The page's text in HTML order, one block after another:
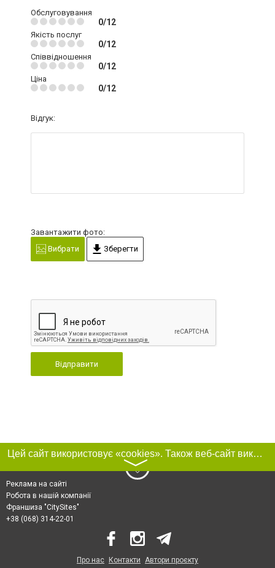
Обслуговування
0/12
Якість послуг
0/12
Співвідношення
0/12
Ціна
0/12
Відгук:
Завантажити фото:
Вибрати
Зберегти
Відправити
Цей сайт використовує «cookies». Також веб-сайт використовує інтернет-сервіс для збору технічних даних стосовно відвідувачів з метою отримання маркетингової та статистичної інформації. Умови обробки даних відвідувачів сайту див.
〉
Реклама на сайті
Робота в нашій компанії
Франшиза "CitySites"
+38 (068) 314-22-01
Про нас Контакти Автори проєкту